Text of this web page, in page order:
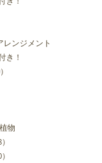
ンジメント
き！
物